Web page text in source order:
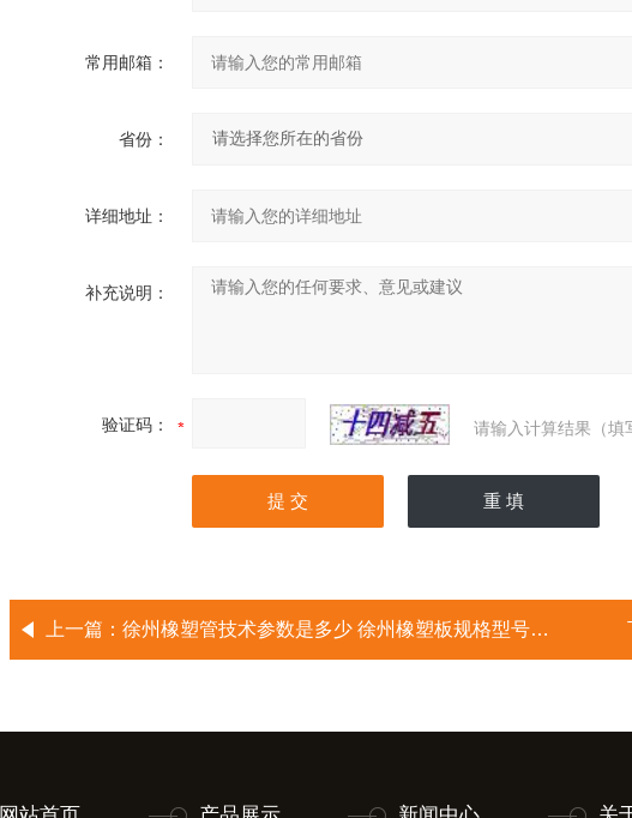
常用邮箱：
省份：
详细地址：
补充说明：
验证码： 请输入计算结果（填
上一篇： 徐州橡塑管技术参数是多少 徐州橡塑板规格型号特点